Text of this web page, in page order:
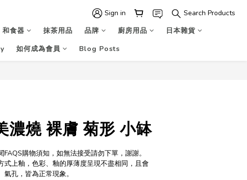
Sign in
Search Products
和食器 抹茶用品 品牌 廚房用品
日本雜貨
如何成為會員 Blog Posts
濃燒 裸膚 菊形 小缽
FAQS購物須知，如無法接受請勿下單，謝謝。
式上釉，色彩、釉的厚薄度呈現不盡相同，且會
氣孔，皆為正常現象。